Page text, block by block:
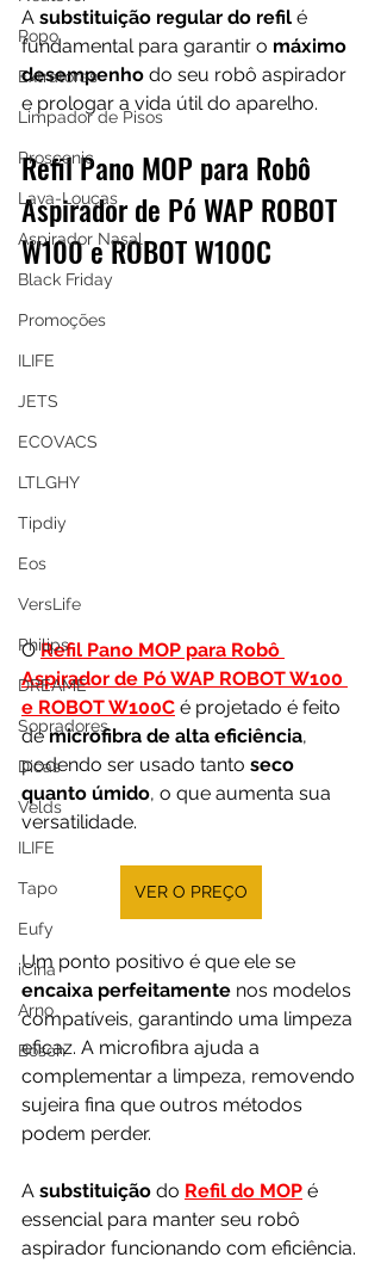
Ropo
Extratoras
Limpador de Pisos
Proscenic
Lava-Louças
Aspirador Nasal
Black Friday
Promoções
ILIFE
JETS
ECOVACS
LTLGHY
Tipdiy
Eos
VersLife
Philips
DREAME
Sopradores
Dicas
Velds
ILIFE
Tapo
Eufy
iCina
Arno
Bosch
A substituição regular do refil é
fundamental para garantir o máximo
desempenho do seu robô aspirador
e prologar a vida útil do aparelho.
Refil Pano MOP para Robô
Aspirador de Pó WAP ROBOT
W100 e ROBOT W100C
O Refil Pano MOP para Robô
Aspirador de Pó WAP ROBOT W100
e ROBOT W100C é projetado é feito
de microfibra de alta eficiência,
podendo ser usado tanto seco
quanto úmido, o que aumenta sua
versatilidade.
VER O PREÇO
Um ponto positivo é que ele se
encaixa perfeitamente nos modelos
compatíveis, garantindo uma limpeza
eficaz. A microfibra ajuda a
complementar a limpeza, removendo
sujeira fina que outros métodos
podem perder.
A substituição do Refil do MOP é
essencial para manter seu robô
aspirador funcionando com eficiência.